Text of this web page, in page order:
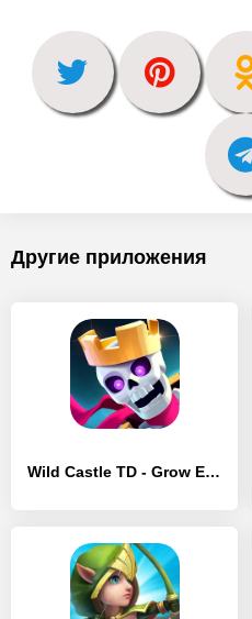
Другие приложения
Wild Castle TD - Grow Empire - [MOD Много монет]